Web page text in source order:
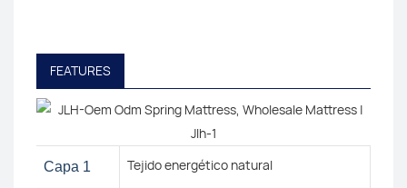
FEATURES
Capa 1 Tejido energético natural